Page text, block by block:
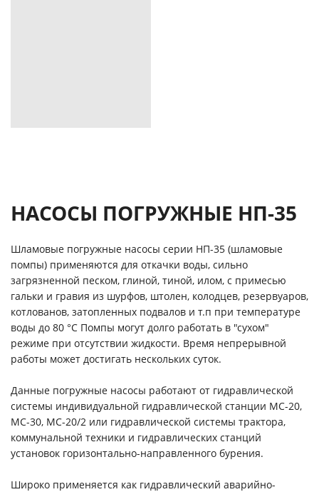
НАСОСЫ ПОГРУЖНЫЕ НП-35
Шламовые погружные насосы серии НП-35 (шламовые
помпы) применяются для откачки воды, сильно
загрязненной песком, глиной, тиной, илом, с примесью
гальки и гравия из шурфов, штолен, колодцев, резервуаров,
котлованов, затопленных подвалов и т.п при температуре
воды до 80 °C Помпы могут долго работать в "сухом"
режиме при отсутствии жидкости. Время непрерывной
работы может достигать нескольких суток.
Данные погружные насосы работают от гидравлической
системы индивидуальной гидравлической станции МС-20,
МС-30, МС-20/2 или гидравлической системы трактора,
коммунальной техники и гидравлических станций
установок горизонтально-направленного бурения.
Широко применяется как гидравлический аварийно-